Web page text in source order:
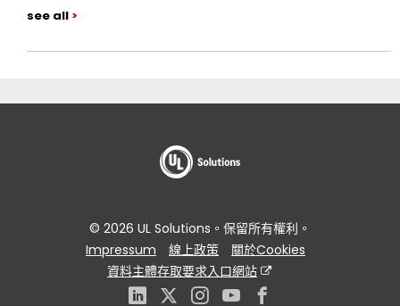
see all
© 2026 UL Solutions。保留所有權利。
Impressum
線上政策
關於Cookies
資料主體存取要求入口網站